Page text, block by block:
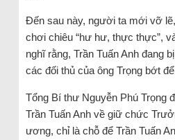
Đến sau này, người ta mới vỡ
chơi chiêu “hư hư, thực thực”,
nghĩ rằng, Trần Tuấn Anh đang
các đối thủ của ông Trọng bớt
Tổng Bí thư Nguyễn Phú Trọng
Trần Tuấn Anh về giữ chức
ương, chỉ là chỗ để Trần Tuấn